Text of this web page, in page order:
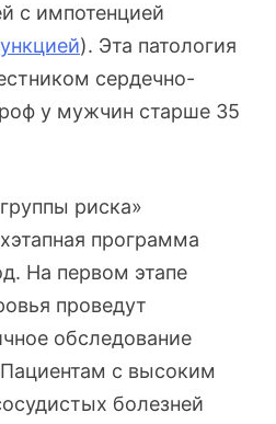
с импотенцией
). Эта патология
сердечно-
у мужчин старше 35
риска»
программа
На первом этапе
проведут
обследование
с высоким
болезней